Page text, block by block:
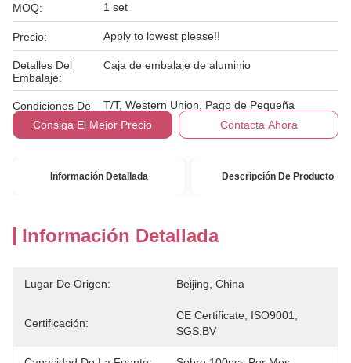
MOQ: 1 set
Precio: Apply to lowest please!!
Detalles Del
Embalaje:
Caja de embalaje de aluminio
Condiciones De
Pago:
T/T, Western Union, Pago de Pequeña
Consiga El Mejor Precio Contacta Ahora
Información Detallada Descripción De Producto
Información Detallada
Lugar De Origen: Beijing, China
Certificación:
CE Certificate, ISO9001,
SGS,BV